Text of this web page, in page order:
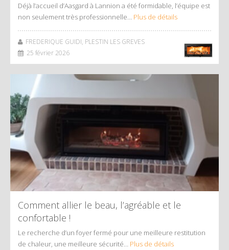
Déjà l’accueil d’Aasgard à Lannion a été formidable, l’équipe est
non seulement très professionnelle… Plus de détails
FREDERIQUE GUIDI, PLESTIN LES GREVES
25 février 2026
Comment allier le beau, l’agréable et le
confortable !
Le recherche d’un foyer fermé pour une meilleure restitution
de chaleur, une meilleure sécurité… Plus de détails